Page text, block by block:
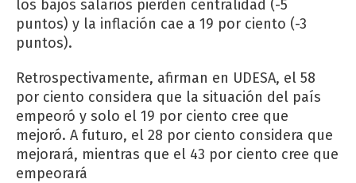
los bajos salarios pierden centralidad (-5
puntos) y la inflación cae a 19 por ciento (-3
puntos).
Retrospectivamente, afirman en UDESA, el 58
por ciento considera que la situación del país
empeoró y solo el 19 por ciento cree que
mejoró. A futuro, el 28 por ciento considera que
mejorará, mientras que el 43 por ciento cree que
empeorará